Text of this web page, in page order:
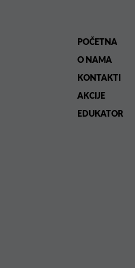
POČETNA
O NAMA
KONTAKTI
AKCIJE
EDUKATOR